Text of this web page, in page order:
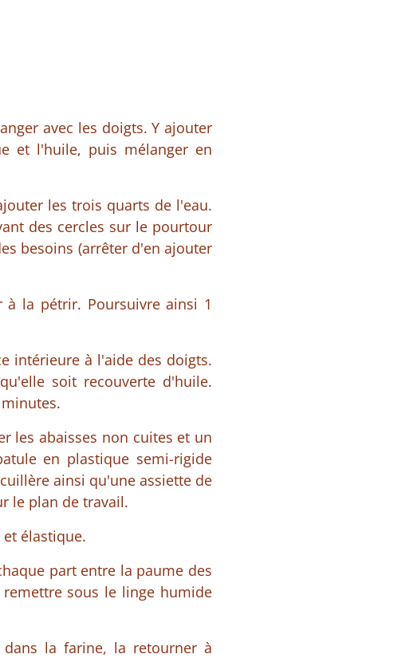
avec les doigts. Y ajouter
et l'huile, puis mélanger en
les trois quarts de l'eau.
des cercles sur le pourtour
besoins (arrêter d'en ajouter
à la pétrir. Poursuivre ainsi 1
intérieure à l'aide des doigts.
soit recouverte d'huile.
les abaisses non cuites et un
en plastique semi-rigide
ainsi qu'une assiette de
le plan de travail.
élastique.
part entre la paume des
sous le linge humide
la farine, la retourner à